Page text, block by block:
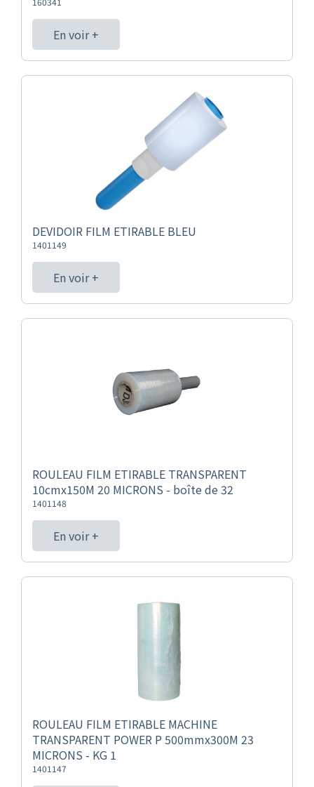
En voir +
DEVIDOIR FILM ETIRABLE BLEU
1401149
En voir +
ROULEAU FILM ETIRABLE TRANSPARENT
10cmx150M 20 MICRONS - boîte de 32
1401148
En voir +
ROULEAU FILM ETIRABLE MACHINE
TRANSPARENT POWER P 500mmx300M 23
MICRONS - KG 1
1401147